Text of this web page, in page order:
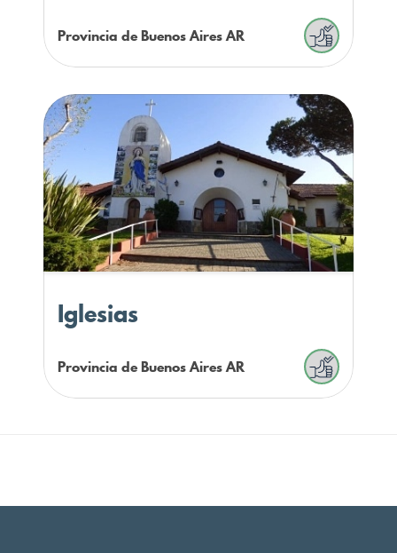
Provincia de Buenos AiresAR
Iglesias
Provincia de Buenos AiresAR